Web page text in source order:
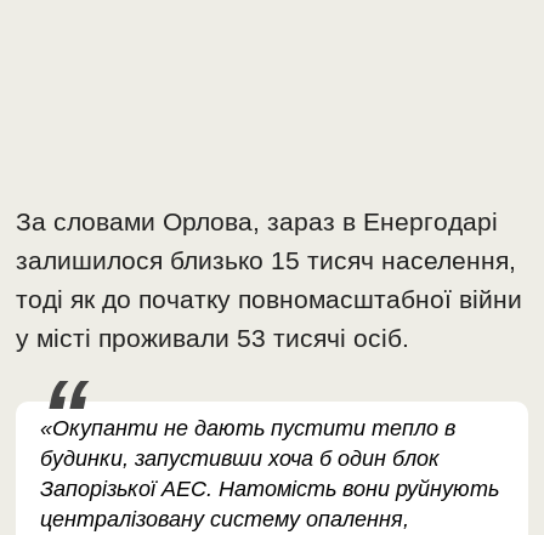
За словами Орлова, зараз в Енергодарі
залишилося близько 15 тисяч населення,
тоді як до початку повномасштабної війни
у місті проживали 53 тисячі осіб.
«Окупанти не дають пустити тепло в
будинки, запустивши хоча б один блок
Запорізької АЕС. Натомість вони руйнують
централізовану систему опалення,